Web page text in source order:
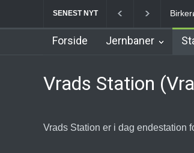
SENEST NYT
Forside Jernbaner
Vrads Station
Vrads Station er i dag endestation